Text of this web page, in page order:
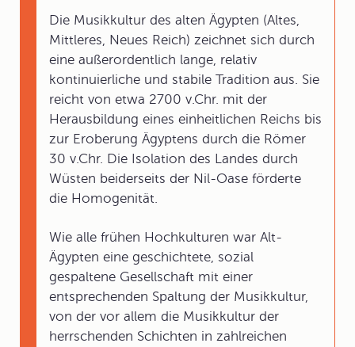
Die Musikkultur des alten Ägypten (Altes,
Mittleres, Neues Reich) zeichnet sich durch
eine außerordentlich lange, relativ
kontinuierliche und stabile Tradition aus. Sie
reicht von etwa 2700 v.Chr. mit der
Herausbildung eines einheitlichen Reichs bis
zur Eroberung Ägyptens durch die Römer
30 v.Chr. Die Isolation des Landes durch
Wüsten beiderseits der Nil-Oase förderte
die Homogenität.
Wie alle frühen Hochkulturen war Alt-
Ägypten eine geschichtete, sozial
gespaltene Gesellschaft mit einer
entsprechenden Spaltung der Musikkultur,
von der vor allem die Musikkultur der
herrschenden Schichten in zahlreichen